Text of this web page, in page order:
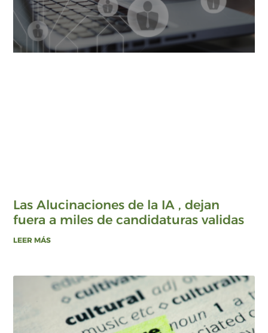
Las Alucinaciones de la IA , dejan
fuera a miles de candidaturas validas
LEER MÁS